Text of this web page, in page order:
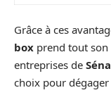
Grâce à ces
box prend tout son
entreprises de
choix pour